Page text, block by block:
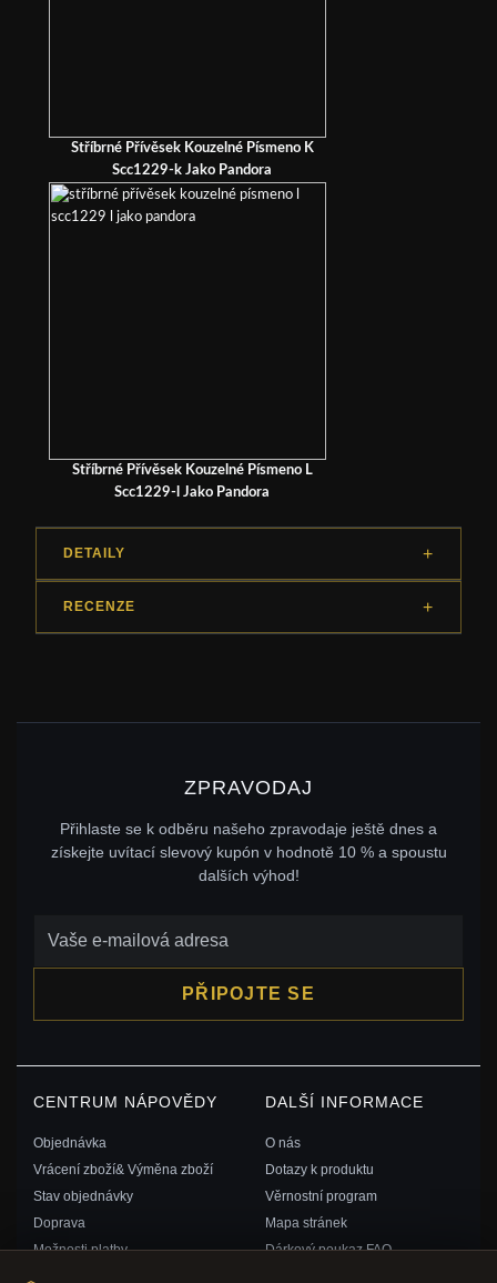
Stříbrné Přívěsek Kouzelné Písmeno K
Scc1229-k Jako Pandora
Stříbrné Přívěsek Kouzelné Písmeno L
Scc1229-l Jako Pandora
DETAILY
RECENZE
ZPRAVODAJ
Přihlaste se k odběru našeho zpravodaje ještě dnes a
získejte uvítací slevový kupón v hodnotě 10 % a spoustu
dalších výhod!
PŘIPOJTE SE
CENTRUM NÁPOVĚDY
Objednávka
Vrácení zboží& Výměna zboží
Stav objednávky
Doprava
Možnosti platby
DALŠÍ INFORMACE
O nás
Dotazy k produktu
Věrnostní program
Mapa stránek
Dárkový poukaz FAQ